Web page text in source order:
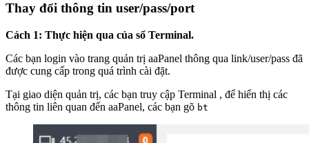
Thay đổi thông tin user/pass/port
Cách 1: Thực hiện qua của sổ Terminal.
Các bạn login vào trang quản trị aaPanel thông qua link/user/pass đã
được cung cấp trong quá trình cài đặt.
Tại giao diện quản trị, các bạn truy cập Terminal , để hiển thị các
thông tin liên quan đến aaPanel, các bạn gõ bt